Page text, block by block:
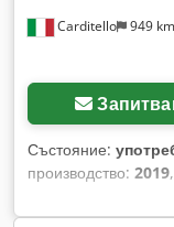
Carditello 949 km
Състояние:
производство: 2019
производство
м, изотермичен, с